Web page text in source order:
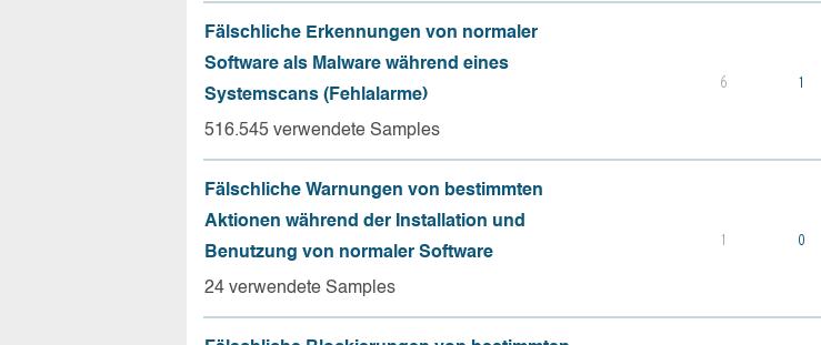
Fälschliche Erkennungen von normaler
Software als Malware während eines
Systemscans (Fehlalarme)
516.545 verwendete Samples
6 1
Fälschliche Warnungen von bestimmten
Aktionen während der Installation und
Benutzung von normaler Software
24 verwendete Samples
1 0